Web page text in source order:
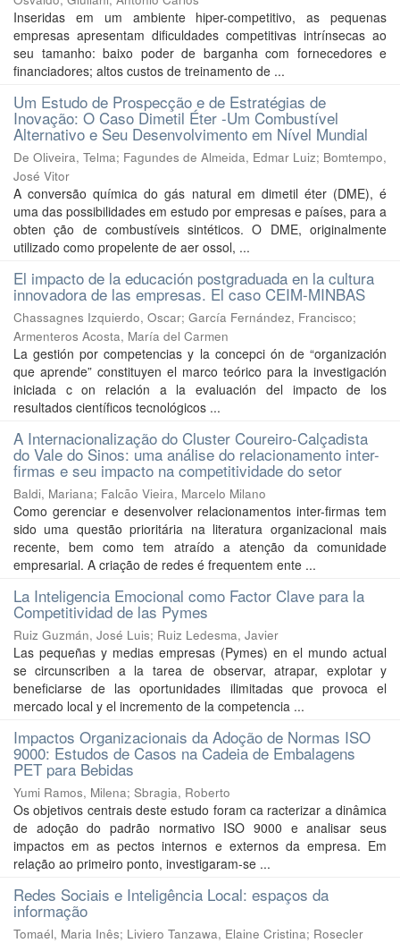
Inseridas em um ambiente hiper-competitivo, as pequenas
empresas apresentam dificuldades competitivas intrínsecas ao
seu tamanho: baixo poder de barganha com fornecedores e
financiadores; altos custos de treinamento de ...
Um Estudo de Prospecção e de Estratégias de
Inovação: O Caso Dimetil Éter -Um Combustível
Alternativo e Seu Desenvolvimento em Nível Mundial
De Oliveira, Telma; Fagundes de Almeida, Edmar Luiz; Bomtempo,
José Vitor
A conversão química do gás natural em dimetil éter (DME), é
uma das possibilidades em estudo por empresas e países, para a
obten ção de combustíveis sintéticos. O DME, originalmente
utilizado como propelente de aer ossol, ...
El impacto de la educación postgraduada en la cultura
innovadora de las empresas. El caso CEIM-MINBAS
Chassagnes Izquierdo, Oscar; García Fernández, Francisco;
Armenteros Acosta, María del Carmen
La gestión por competencias y la concepci ón de “organización
que aprende” constituyen el marco teórico para la investigación
iniciada c on relación a la evaluación del impacto de los
resultados científicos tecnológicos ...
A Internacionalização do Cluster Coureiro-Calçadista
do Vale do Sinos: uma análise do relacionamento inter-
firmas e seu impacto na competitividade do setor
Baldi, Mariana; Falcão Vieira, Marcelo Milano
Como gerenciar e desenvolver relacionamentos inter-firmas tem
sido uma questão prioritária na literatura organizacional mais
recente, bem como tem atraído a atenção da comunidade
empresarial. A criação de redes é frequentem ente ...
La Inteligencia Emocional como Factor Clave para la
Competitividad de las Pymes
Ruiz Guzmán, José Luis; Ruiz Ledesma, Javier
Las pequeñas y medias empresas (Pymes) en el mundo actual
se circunscriben a la tarea de observar, atrapar, explotar y
beneficiarse de las oportunidades ilimitadas que provoca el
mercado local y el incremento de la competencia ...
Impactos Organizacionais da Adoção de Normas ISO
9000: Estudos de Casos na Cadeia de Embalagens
PET para Bebidas
Yumi Ramos, Milena; Sbragia, Roberto
Os objetivos centrais deste estudo foram ca racterizar a dinâmica
de adoção do padrão normativo ISO 9000 e analisar seus
impactos em as pectos internos e externos da empresa. Em
relação ao primeiro ponto, investigaram-se ...
Redes Sociais e Inteligência Local: espaços da
informação
Tomaél, Maria Inês; Liviero Tanzawa, Elaine Cristina; Rosecler